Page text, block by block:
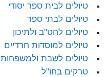
טיולים לבית ספר יסודי
טיולים לבתי ספר
טיולים לחט"ב ולתיכון
טיולים למוסדות חרדיים
טיולים לשבת ולמשפחות
טרקים בחו"ל